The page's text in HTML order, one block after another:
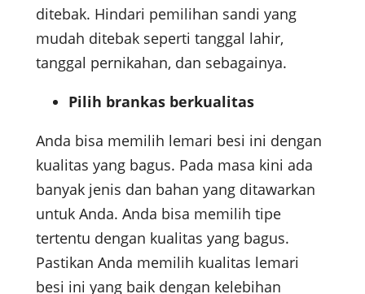
ditebak. Hindari pemilihan sandi yang
mudah ditebak seperti tanggal lahir,
tanggal pernikahan, dan sebagainya.
Pilih brankas berkualitas
Anda bisa memilih lemari besi ini dengan
kualitas yang bagus. Pada masa kini ada
banyak jenis dan bahan yang ditawarkan
untuk Anda. Anda bisa memilih tipe
tertentu dengan kualitas yang bagus.
Pastikan Anda memilih kualitas lemari
besi ini yang baik dengan kelebihan